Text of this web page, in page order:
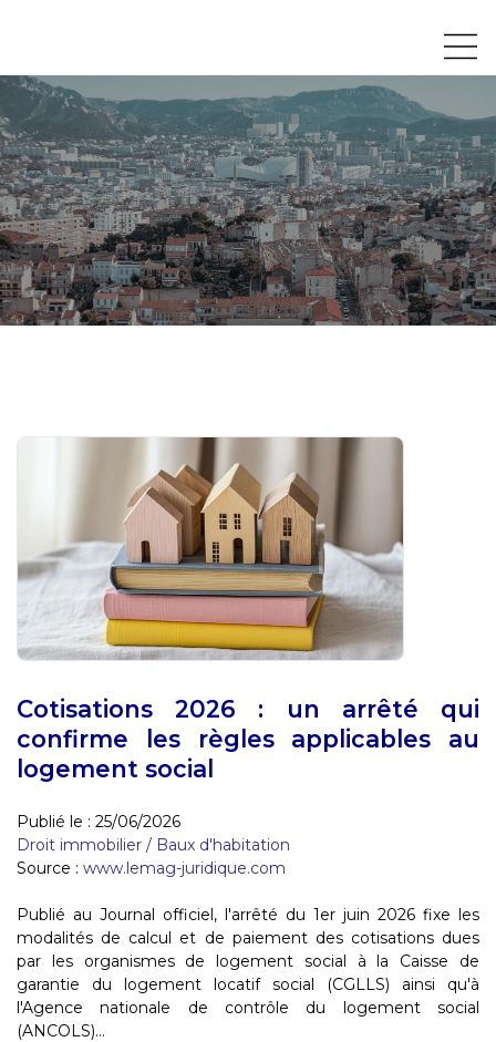
Cotisations 2026 : un arrêté qui
confirme les règles applicables au
logement social
Publié le : 25/06/2026
Droit immobilier / Baux d'habitation
Source : www.lemag-juridique.com
Publié au Journal officiel, l'arrêté du 1er juin 2026 fixe les
modalités de calcul et de paiement des cotisations dues
par les organismes de logement social à la Caisse de
garantie du logement locatif social (CGLLS) ainsi qu'à
l'Agence nationale de contrôle du logement social
(ANCOLS)...